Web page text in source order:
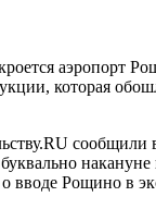
аэропорт
которая
сообщили
вводе Рощино в